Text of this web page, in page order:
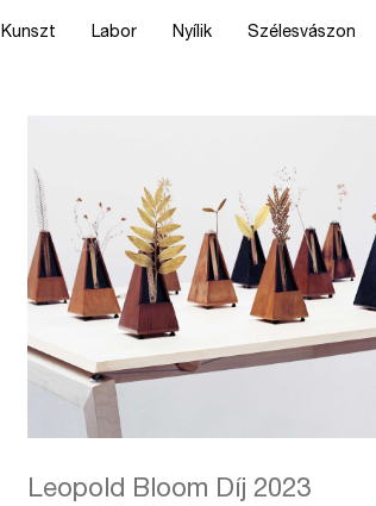
Kunszt Labor Nyílik Szélesvászon
Leopold Bloom Díj 2023